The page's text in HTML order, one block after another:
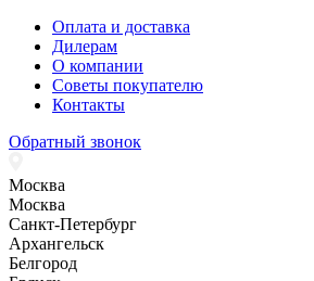
Оплата и доставка
Дилерам
О компании
Советы покупателю
Контакты
Обратный звонок
Москва
Москва
Санкт-Петербург
Архангельск
Белгород